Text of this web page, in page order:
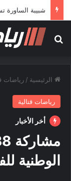
شبيبة الساورة
بحث عن
الرئيسية / رياضات
رياضات قتالية
أخر الأخبار
الوطنية